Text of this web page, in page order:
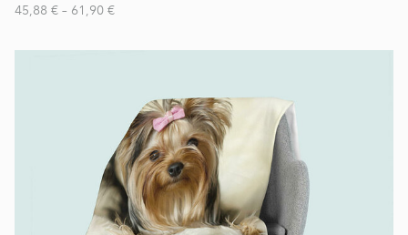
45,88 € – 61,90 €